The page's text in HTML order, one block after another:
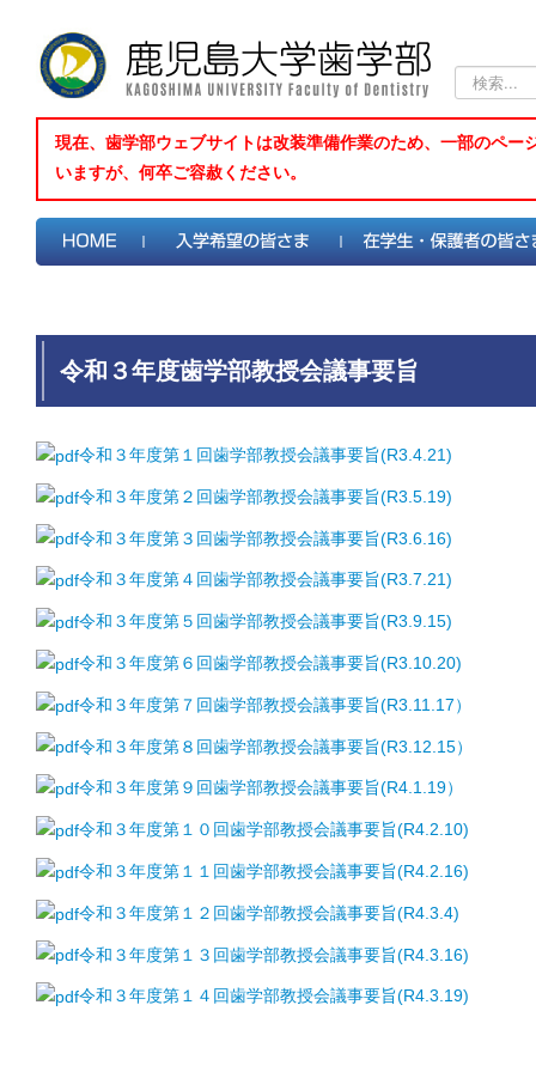
索...
現在、歯学部ウェブサイトは改装準備作業のため、一部のペ
いますが、何卒ご容赦ください。
令和３年度歯学部教授会議事要旨
令和３年度第１回歯学部教授会議事要旨(R3.4.21)
令和３年度第２回歯学部教授会議事要旨(R3.5.19)
令和３年度第３回歯学部教授会議事要旨(R3.6.16)
令和３年度第４回歯学部教授会議事要旨(R3.7.21)
令和３年度第５回歯学部教授会議事要旨(R3.9.15)
令和３年度第６回歯学部教授会議事要旨(R3.10.20)
令和３年度第７回歯学部教授会議事要旨(R3.11.17）
令和３年度第８回歯学部教授会議事要旨(R3.12.15）
令和３年度第９回歯学部教授会議事要旨(R4.1.19）
令和３年度第１０回歯学部教授会議事要旨(R4.2.10)
令和３年度第１１回歯学部教授会議事要旨(R4.2.16)
令和３年度第１２回歯学部教授会議事要旨(R4.3.4)
令和３年度第１３回歯学部教授会議事要旨(R4.3.16)
令和３年度第１４回歯学部教授会議事要旨(R4.3.19)